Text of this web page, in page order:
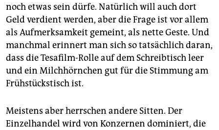
noch etwas sein dürfe. Natürlich will auch dort
Geld verdient werden, aber die Frage ist vor allem
als Aufmerksamkeit gemeint, als nette Geste. Und
manchmal erinnert man sich so tatsächlich daran,
dass die Tesafilm-Rolle auf dem Schreibtisch leer
und ein Milchhörnchen gut für die Stimmung am
Frühstückstisch ist.
Meistens aber herrschen andere Sitten. Der
Einzelhandel wird von Konzernen dominiert, die